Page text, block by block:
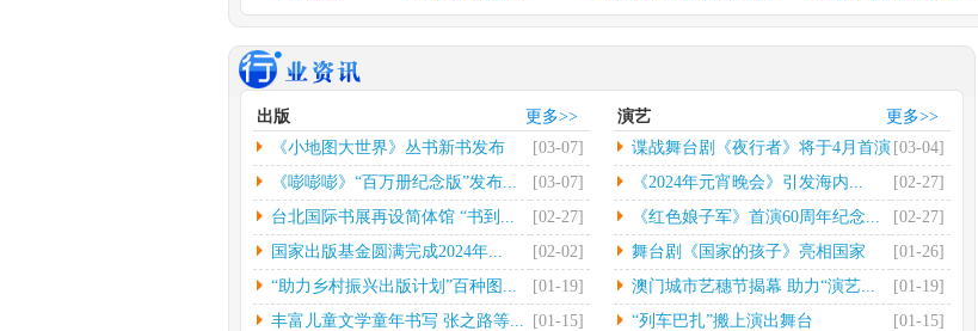
人民网北京2月26日电（记
中新网北京2月26日电(记者
本报南昌2月26日电（记者
朱磊）记者从江西省景德
镇...[详情]
光明日报北京2月22日电
（记者郭超）第七届中国
文联... [详情]
交易中...
行
更多>>
出版
《小地图大世界》丛书新书发布
会...
[03-07]
《嘭嘭嘭》“百万册纪念版”发布...
[03-07]
台北国际书展再设简体馆 “书到...
[02-27]
国家出版基金圆满完成2024年...
[02-02]
“助力乡村振兴出版计划”百种图...
[01-19]
丰富儿童文学童年书写 张之路等...
[01-15]
更多>>
演艺
谍战舞台剧《夜行者》将于4月首演 [03-04]
《2024年元宵晚会》引发海内...
[02-27]
《红色娘子军》首演60周年纪念...
[02-27]
舞台剧《国家的孩子》亮相国家
大...
[01-26]
澳门城市艺穗节揭幕 助力“演艺...
[01-19]
“列车巴扎”搬上演出舞台
[01-15]